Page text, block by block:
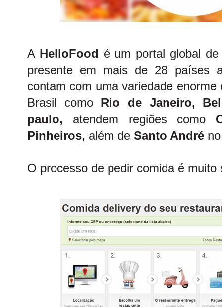
A HelloFood é um portal global
presente em mais de 28 países
contam com uma variedade
Brasil como Rio de Janeiro,
paulo, atendem regiões como
Pinheiros, além de Santo André
O processo de pedir comida é muito